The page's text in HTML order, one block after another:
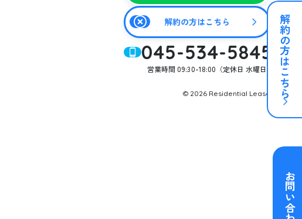
解約の方はこちら
お問い合わせ
解約の方はこちら
045-534-5845
営業時間 09:30-18:00（定休日 水曜日）
© 2026 Residential Lease